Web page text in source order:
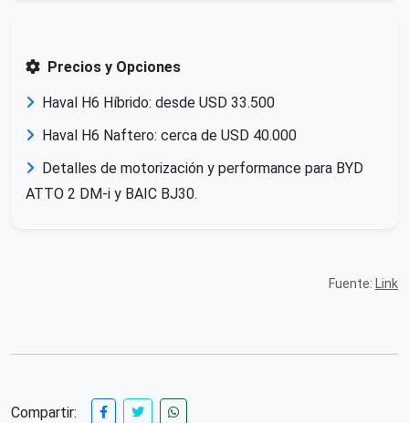
Precios y Opciones
Haval H6 Híbrido: desde USD 33.500
Haval H6 Naftero: cerca de USD 40.000
Detalles de motorización y performance para BYD
ATTO 2 DM-i y BAIC BJ30.
Fuente: Link
Compartir: